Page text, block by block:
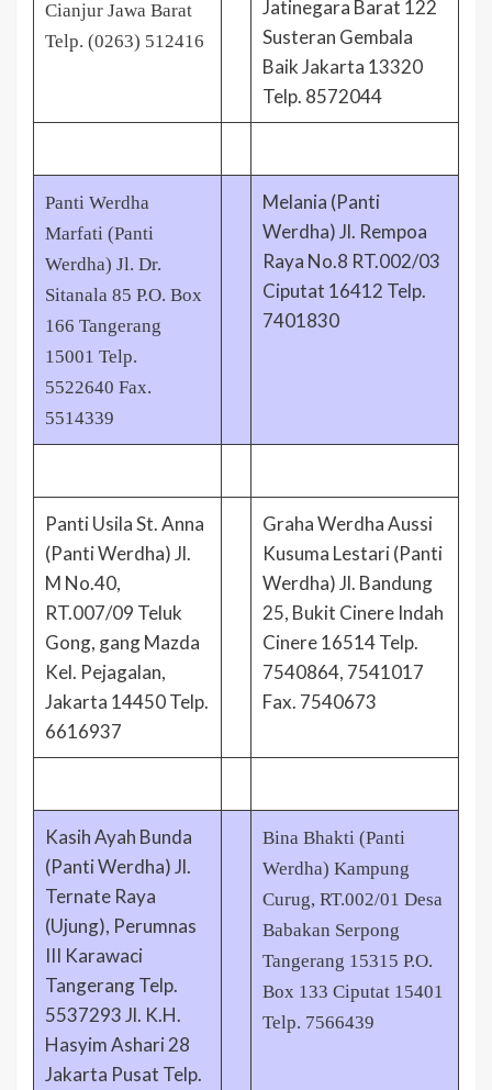
Cianjur Jawa Barat
Telp. (0263) 512416
Jatinegara Barat 122
Susteran Gembala
Baik Jakarta 13320
Telp. 8572044
Panti Werdha
Marfati (Panti
Werdha) Jl. Dr.
Sitanala 85 P.O. Box
166 Tangerang
15001 Telp.
5522640 Fax.
5514339
Melania (Panti
Werdha) Jl. Rempoa
Raya No.8 RT.002/03
Ciputat 16412 Telp.
7401830
Panti Usila St. Anna
(Panti Werdha) Jl.
M No.40,
RT.007/09 Teluk
Gong, gang Mazda
Kel. Pejagalan,
Jakarta 14450 Telp.
6616937
Graha Werdha Aussi
Kusuma Lestari (Panti
Werdha) Jl. Bandung
25, Bukit Cinere Indah
Cinere 16514 Telp.
7540864, 7541017
Fax. 7540673
Kasih Ayah Bunda
(Panti Werdha) Jl.
Ternate Raya
(Ujung), Perumnas
III Karawaci
Tangerang Telp.
5537293 Jl. K.H.
Hasyim Ashari 28
Jakarta Pusat Telp.
Bina Bhakti (Panti
Werdha) Kampung
Curug, RT.002/01 Desa
Babakan Serpong
Tangerang 15315 P.O.
Box 133 Ciputat 15401
Telp. 7566439